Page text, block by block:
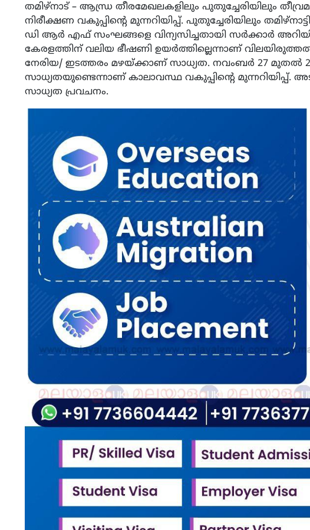
തമിഴ്നാട് – ആന്ധ്ര തീരമേഖലകളിലും പുതുച്ചേരിയിലും
നിരീക്ഷണ വകുപ്പിന്റെ മുന്നറിയിപ്പ്. പുതുച്ചേരിയിലും
ഡി‌ ആർ ‌എഫ് സംഘങ്ങളെ വിന്യസിച്ചതായി സർക്കാർ അറിയിച്ചു.
കേരളത്തിന് വലിയ ഭീഷണി ഉയർത്തില്ലെന്നാണ്
നേരിയ/ ഇടത്തരം മഴയ്ക്കാണ് സാധ്യത. നവംബർ 27 മുതൽ 29
സാധ്യതയുണ്ടെന്നാണ് കാലാവസ്ഥ വകുപ്പിന്റെ മുന്നറിയിപ്പ്.
സാധ്യത പ്രവചനം.